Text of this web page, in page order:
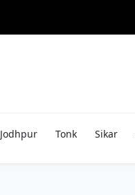
Jodhpur Tonk Sikar